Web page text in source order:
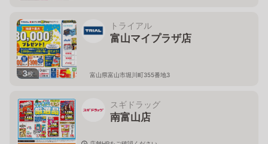
3枚
トライアル
富山マイプラザ店
富山県富山市堀川町355番地3
スギドラッグ
南富山店